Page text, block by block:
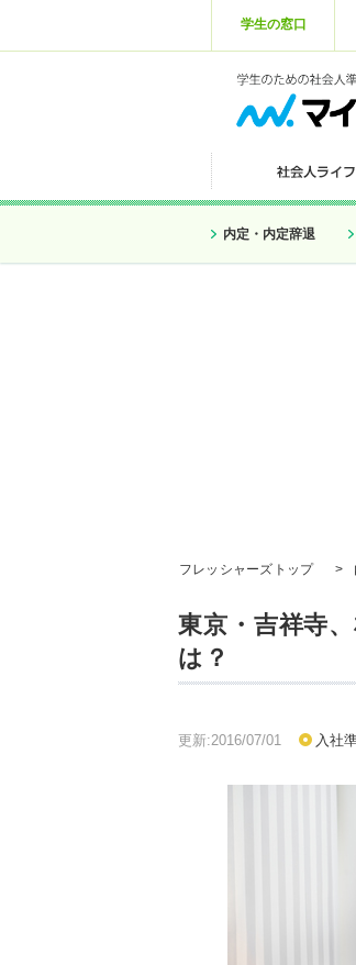
学生の窓口
内定・内定辞退
フレッシャーズトップ >
東京・吉祥寺
は？
更新:2016/07/01 入社